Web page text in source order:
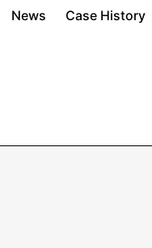
News Case History